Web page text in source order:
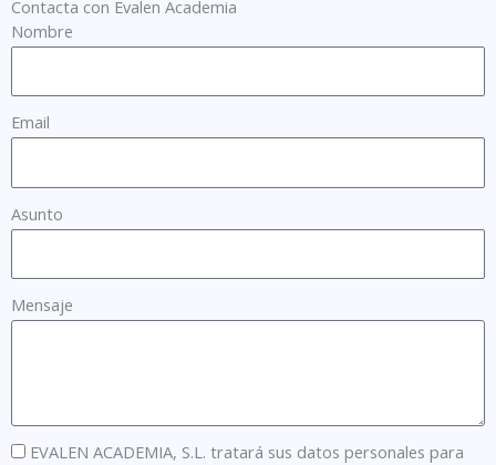
Contacta con Evalen Academia
Nombre
Email
Asunto
Mensaje
EVALEN ACADEMIA, S.L. tratará sus datos personales para